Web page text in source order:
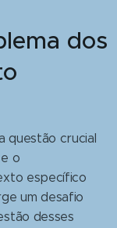
dos
questão crucial
o
específico
um desafio
desses